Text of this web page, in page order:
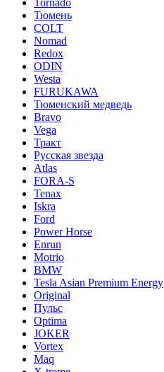
Тюмень
COLT
Nomad
Redox
ODIN
Westa
FURUKAWA
Тюменский медведь
Bravo
Vega
Тракт
Русская звезда
Atlas
FORA-S
Tenax
Iskra
Ford
Power Horse
Enrun
Motrio
BMW
Tesla Asian Premium Energy
Original
Пульс
Optima
JOKER
Vortex
Maq